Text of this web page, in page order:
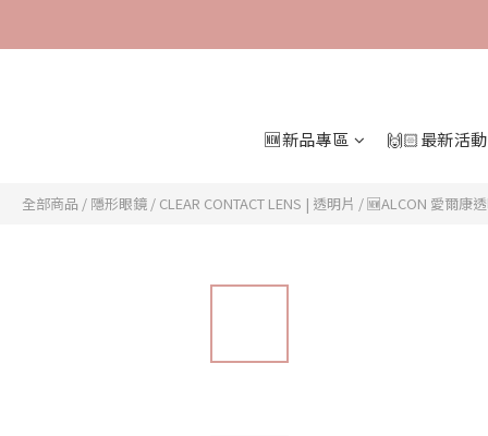
🆕新品專區 🙌🏻最新活動
全部商品 / 隱形眼鏡 / CLEAR CONTACT LENS | 透明片 /🆕ALCON 愛爾康